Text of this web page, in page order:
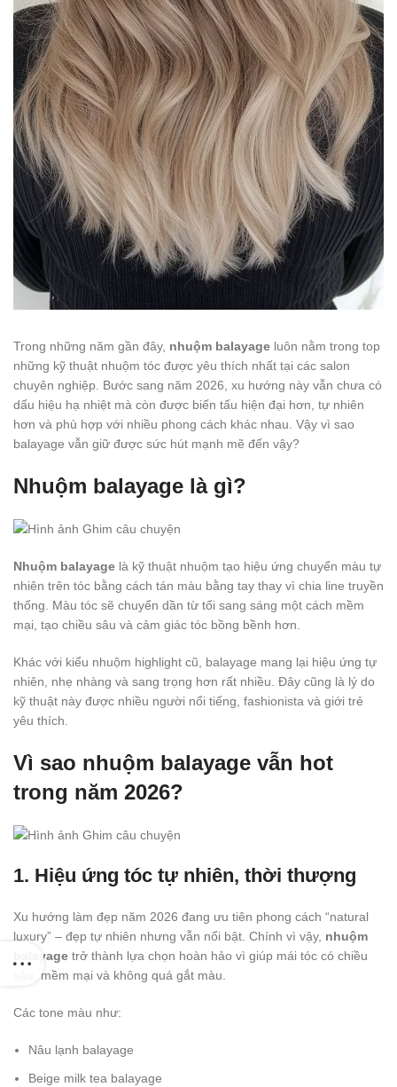
Trong những năm gần đây, nhuộm balayage luôn nằm trong top
những kỹ thuật nhuộm tóc được yêu thích nhất tại các salon
chuyên nghiệp. Bước sang năm 2026, xu hướng này vẫn chưa có
dấu hiệu hạ nhiệt mà còn được biến tấu hiện đại hơn, tự nhiên
hơn và phù hợp với nhiều phong cách khác nhau. Vậy vì sao
balayage vẫn giữ được sức hút mạnh mẽ đến vậy?
Nhuộm balayage là gì?
Nhuộm balayage là kỹ thuật nhuộm tạo hiệu ứng chuyển màu tự
nhiên trên tóc bằng cách tán màu bằng tay thay vì chia line truyền
thống. Màu tóc sẽ chuyển dần từ tối sang sáng một cách mềm
mại, tạo chiều sâu và cảm giác tóc bồng bềnh hơn.
Khác với kiểu nhuộm highlight cũ, balayage mang lại hiệu ứng tự
nhiên, nhẹ nhàng và sang trọng hơn rất nhiều. Đây cũng là lý do
kỹ thuật này được nhiều người nổi tiếng, fashionista và giới trẻ
yêu thích.
Vì sao nhuộm balayage vẫn hot
trong năm 2026?
1. Hiệu ứng tóc tự nhiên, thời thượng
Xu hướng làm đẹp năm 2026 đang ưu tiên phong cách “natural
luxury” – đẹp tự nhiên nhưng vẫn nổi bật. Chính vì vậy, nhuộm
balayage trở thành lựa chọn hoàn hảo vì giúp mái tóc có chiều
sâu, mềm mại và không quá gắt màu.
Các tone màu như:
Nâu lạnh balayage
Beige milk tea balayage